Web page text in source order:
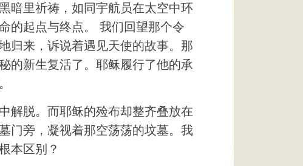
暗里祈祷，如同宇航员在太空中环
的起点与终点。 我们回望那个令
来，诉说着遇见天使的故事。那
的新生复活了。耶稣履行了他的承
解脱。而耶稣的殓布却整齐叠放在
门旁，凝视着那空荡荡的坟墓。我
本区别？